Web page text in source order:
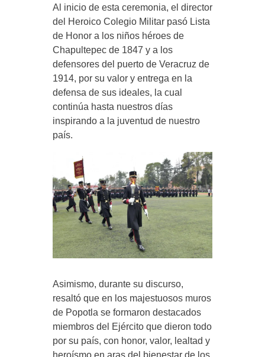
Al inicio de esta ceremonia, el director
del Heroico Colegio Militar pasó Lista
de Honor a los niños héroes de
Chapultepec de 1847 y a los
defensores del puerto de Veracruz de
1914, por su valor y entrega en la
defensa de sus ideales, la cual
continúa hasta nuestros días
inspirando a la juventud de nuestro
país.
Asimismo, durante su discurso,
resaltó que en los majestuosos muros
de Popotla se formaron destacados
miembros del Ejército que dieron todo
por su país, con honor, valor, lealtad y
heroísmo en aras del bienestar de los